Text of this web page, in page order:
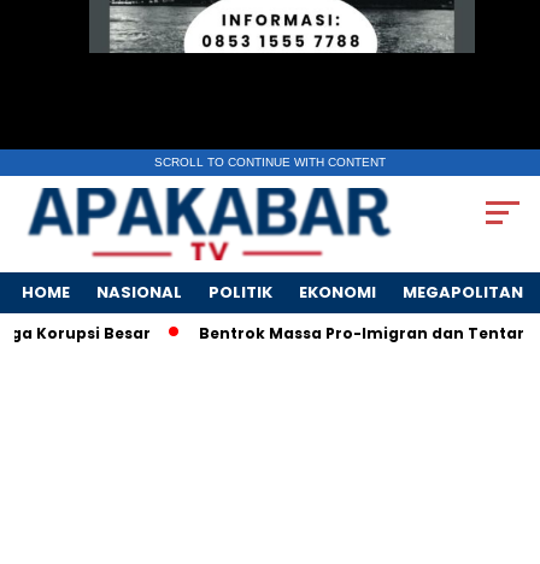
SCROLL TO CONTINUE WITH CONTENT
HOME NASIONAL POLITIK EKONOMI MEGAPOLITAN
Besar Bentrok Massa Pro-Imigran dan Tentara AS